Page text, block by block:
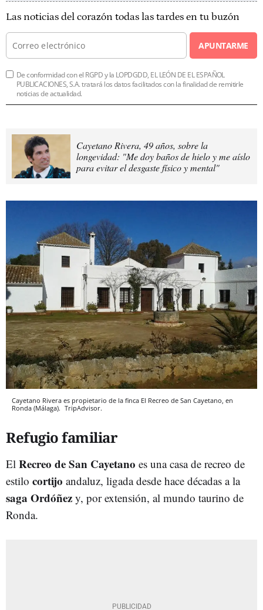
Las noticias del corazón todas las tardes en tu buzón
APUNTARME
De conformidad con el RGPD y la LOPDGDD, EL LEÓN DE EL ESPAÑOL
PUBLICACIONES, S.A. tratará los datos facilitados con la finalidad de remitirle
noticias de actualidad.
Cayetano Rivera, 49 años, sobre la
longevidad: "Me doy baños de hielo y me aíslo
para evitar el desgaste físico y mental"
Cayetano Rivera es propietario de la finca El Recreo de San Cayetano, en
Ronda (Málaga). TripAdvisor.
Refugio familiar
El Recreo de San Cayetano es una casa de recreo de
estilo cortijo andaluz, ligada desde hace décadas a la
saga Ordóñez y, por extensión, al mundo taurino de
Ronda.